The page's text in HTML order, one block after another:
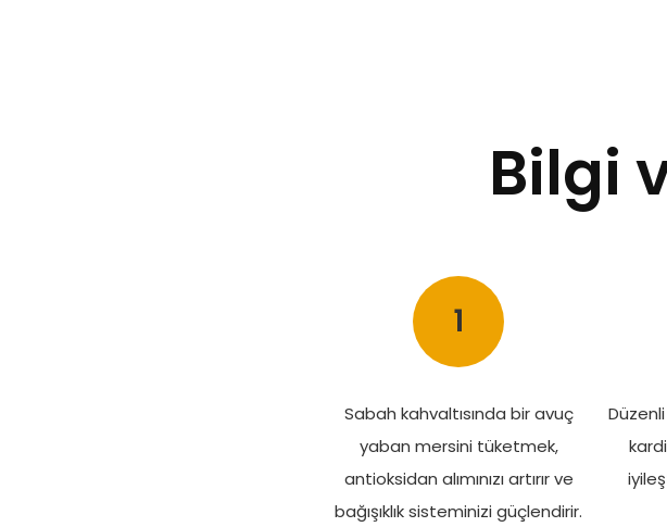
Bilgi
1
Sabah kahvaltısında bir avuç
yaban mersini tüketmek,
antioksidan alımınızı artırır ve
bağışıklık sisteminizi güçlendirir.